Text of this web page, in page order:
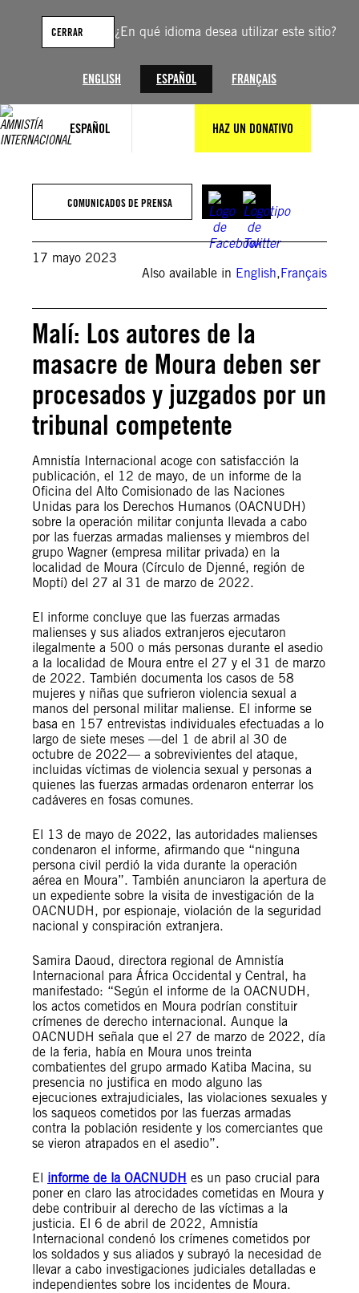
¿En qué idioma desea utilizar este sitio?
ENGLISH ESPAÑOL FRANÇAIS
CERRAR
ESPAÑOL HAZ UN DONATIVO
contenido
COMUNICADOS DE PRENSA
17 mayo 2023
Also available in English,Français
Malí: Los autores de la
masacre de Moura deben ser
procesados y juzgados por un
tribunal competente
Amnistía Internacional acoge con satisfacción la
publicación, el 12 de mayo, de un informe de la
Oficina del Alto Comisionado de las Naciones
Unidas para los Derechos Humanos (OACNUDH)
sobre la operación militar conjunta llevada a cabo
por las fuerzas armadas malienses y miembros del
grupo Wagner (empresa militar privada) en la
localidad de Moura (Círculo de Djenné, región de
Moptí) del 27 al 31 de marzo de 2022.
El informe concluye que las fuerzas armadas
malienses y sus aliados extranjeros ejecutaron
ilegalmente a 500 o más personas durante el asedio
a la localidad de Moura entre el 27 y el 31 de marzo
de 2022. También documenta los casos de 58
mujeres y niñas que sufrieron violencia sexual a
manos del personal militar maliense. El informe se
basa en 157 entrevistas individuales efectuadas a lo
largo de siete meses —del 1 de abril al 30 de
octubre de 2022— a sobrevivientes del ataque,
incluidas víctimas de violencia sexual y personas a
quienes las fuerzas armadas ordenaron enterrar los
cadáveres en fosas comunes.
El 13 de mayo de 2022, las autoridades malienses
condenaron el informe, afirmando que “ninguna
persona civil perdió la vida durante la operación
aérea en Moura”. También anunciaron la apertura de
un expediente sobre la visita de investigación de la
OACNUDH, por espionaje, violación de la seguridad
nacional y conspiración extranjera.
Samira Daoud, directora regional de Amnistía
Internacional para África Occidental y Central, ha
manifestado: “Según el informe de la OACNUDH,
los actos cometidos en Moura podrían constituir
crímenes de derecho internacional. Aunque la
OACNUDH señala que el 27 de marzo de 2022, día
de la feria, había en Moura unos treinta
combatientes del grupo armado Katiba Macina, su
presencia no justifica en modo alguno las
ejecuciones extrajudiciales, las violaciones sexuales y
los saqueos cometidos por las fuerzas armadas
contra la población residente y los comerciantes que
se vieron atrapados en el asedio”.
El informe de la OACNUDH es un paso crucial para
poner en claro las atrocidades cometidas en Moura y
debe contribuir al derecho de las víctimas a la
justicia. El 6 de abril de 2022, Amnistía
Internacional condenó los crímenes cometidos por
los soldados y sus aliados y subrayó la necesidad de
llevar a cabo investigaciones judiciales detalladas e
independientes sobre los incidentes de Moura.